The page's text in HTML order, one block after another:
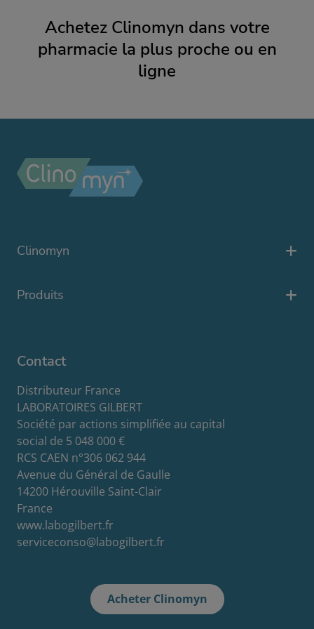
Achetez Clinomyn dans votre
pharmacie la plus proche ou en
ligne
Clinomyn
Produits
Contact
Distributeur France
LABORATOIRES GILBERT
Société par actions simplifiée au capital
social de 5 048 000 €
RCS CAEN n°306 062 944
Avenue du Général de Gaulle
14200 Hérouville Saint-Clair
France
www.labogilbert.fr
serviceconso@labogilbert.fr
Acheter Clinomyn